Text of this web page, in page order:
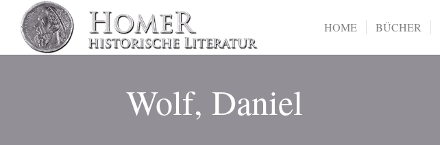
HOME BÜCHER
Wolf, Daniel